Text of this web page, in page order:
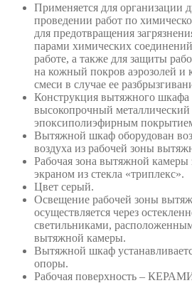
Применяется для организации
проведении работ по
для предотвращения
парами химических
работе, а также для защиты
на кожный покров аэрозолей и
смеси в случае ее
Конструкция вытяжного шкафа
высокопрочный металлический
эпоксиполиэфирным
Вытяжной шкаф оборудован
воздуха из рабочей зоны
Рабочая зона вытяжной
экраном из стекла «триплекс».
Цвет серый.
Освещение рабочей зоны
осуществляется через
светильниками,
вытяжной камеры.
Вытяжной шкаф
опоры.
Рабочая поверхность –